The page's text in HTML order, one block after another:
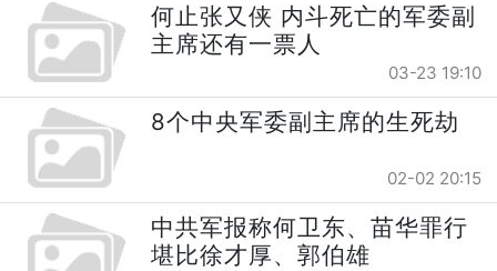
何止张又侠 内斗死亡的军委副
主席还有一票人
03-23 19:10
8个中央军委副主席的生死劫
02-02 20:15
中共军报称何卫东、苗华罪行
堪比徐才厚、郭伯雄